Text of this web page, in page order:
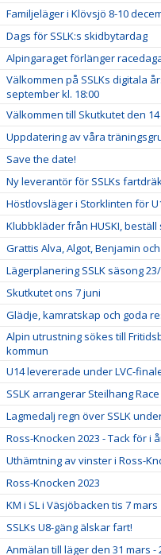
Familjeläger i Klövsjö 8-10
Dags för SSLK:s skidbytardag
Alpingaraget förlänger
Välkommen på SSLKs digitala
september kl. 18:00
Välkommen till Skutkutet den
Uppdatering av våra
Save the date!
Ny leverantör för SSLKs
Höstlovsläger i Storklinten för
Klubbkläder från HUSKI, beställ
Grattis Alva, Algot, Benjamin
Lägerplanering SSLK säsong
Skutkutet ons 7 juni
Glädje, kamratskap och goda
Alpin utrustning sökes till
kommun
U14 levererade under LVC-
SSLK arrangerar Steilhang
Lagmedalj regn över SSLK
Ross-Knocken 2023 - Tack för i
Uthämtning av vinster i Ross-
Ross-Knocken 2023
KM i SL i Väsjöbacken tis 7 mars
SSLKs U8-gäng älskar fart!
Anmälan till läger den 31 mars -